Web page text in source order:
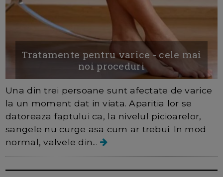
Tratamente pentru varice - cele mai
noi proceduri
Una din trei persoane sunt afectate de varice
la un moment dat in viata. Aparitia lor se
datoreaza faptului ca, la nivelul picioarelor,
sangele nu curge asa cum ar trebui. In mod
normal, valvele din...